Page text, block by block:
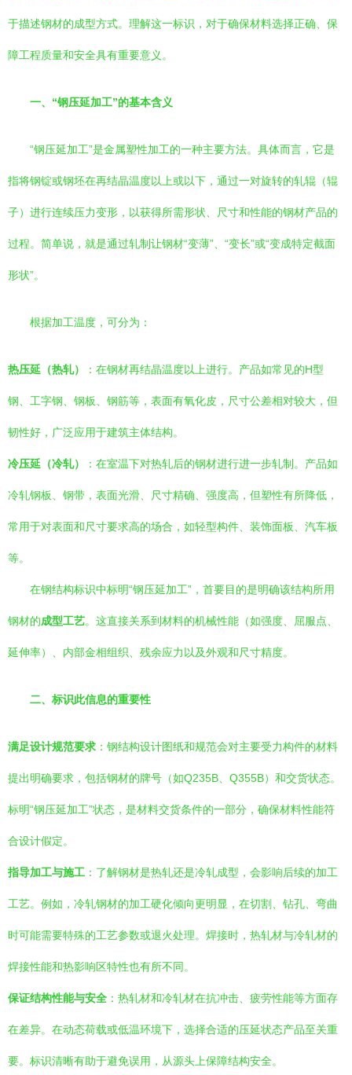
于描述钢材的成型方式。理解这一标识，对于确保材料选择正确、保
障工程质量和安全具有重要意义。
一、“钢压延加工”的基本含义
“钢压延加工”是金属塑性加工的一种主要方法。具体而言，它是
指将钢锭或钢坯在再结晶温度以上或以下，通过一对旋转的轧辊（辊
子）进行连续压力变形，以获得所需形状、尺寸和性能的钢材产品的
过程。简单说，就是通过轧制让钢材“变薄”、“变长”或“变成特定截面
形状”。
根据加工温度，可分为：
热压延（热轧） ：在钢材再结晶温度以上进行。产品如常见的H型
钢、工字钢、钢板、钢筋等，表面有氧化皮，尺寸公差相对较大，但
韧性好，广泛应用于建筑主体结构。
冷压延（冷轧） ：在室温下对热轧后的钢材进行进一步轧制。产品如
冷轧钢板、钢带，表面光滑、尺寸精确、强度高，但塑性有所降低，
常用于对表面和尺寸要求高的场合，如轻型构件、装饰面板、汽车板
等。
在钢结构标识中标明“钢压延加工”，首要目的是明确该结构所用
钢材的成型工艺。这直接关系到材料的机械性能（如强度、屈服点、
延伸率）、内部金相组织、残余应力以及外观和尺寸精度。
二、标识此信息的重要性
满足设计规范要求 ：钢结构设计图纸和规范会对主要受力构件的材料
提出明确要求，包括钢材的牌号（如Q235B、Q355B）和交货状态。
标明“钢压延加工”状态，是材料交货条件的一部分，确保材料性能符
合设计假定。
指导加工与施工 ：了解钢材是热轧还是冷轧成型，会影响后续的加工
工艺。例如，冷轧钢材的加工硬化倾向更明显，在切割、钻孔、弯曲
时可能需要特殊的工艺参数或退火处理。焊接时，热轧材与冷轧材的
焊接性能和热影响区特性也有所不同。
保证结构性能与安全 ：热轧材和冷轧材在抗冲击、疲劳性能等方面存
在差异。在动态荷载或低温环境下，选择合适的压延状态产品至关重
要。标识清晰有助于避免误用，从源头上保障结构安全。